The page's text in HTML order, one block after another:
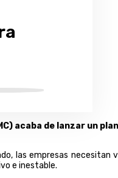
acaba de lanzar un
las empresas necesitan
e inestable.